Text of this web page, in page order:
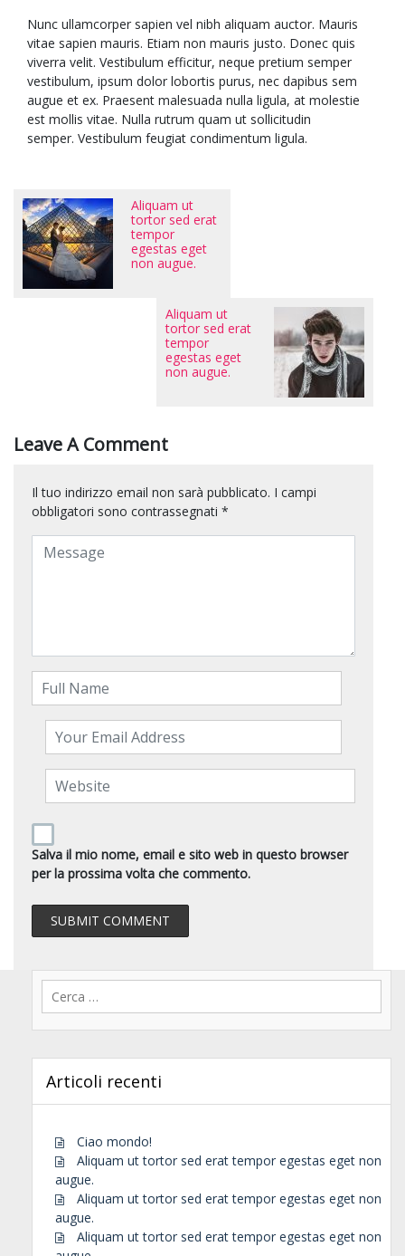
Nunc ullamcorper sapien vel nibh aliquam auctor. Mauris
vitae sapien mauris. Etiam non mauris justo. Donec quis
viverra velit. Vestibulum efficitur, neque pretium semper
vestibulum, ipsum dolor lobortis purus, nec dapibus sem
augue et ex. Praesent malesuada nulla ligula, at molestie
est mollis vitae. Nulla rutrum quam ut sollicitudin
semper. Vestibulum feugiat condimentum ligula.
Aliquam ut
tortor sed erat
tempor
egestas eget
non augue.
Aliquam ut
tortor sed erat
tempor
egestas eget
non augue.
Leave A Comment
Il tuo indirizzo email non sarà pubblicato. I campi
obbligatori sono contrassegnati *
Salva il mio nome, email e sito web in questo browser
per la prossima volta che commento.
Ricerca
per:
Articoli recenti
Ciao mondo!
Aliquam ut tortor sed erat tempor egestas eget non
augue.
Aliquam ut tortor sed erat tempor egestas eget non
augue.
Aliquam ut tortor sed erat tempor egestas eget non